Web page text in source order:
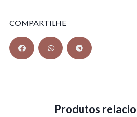
COMPARTILHE
Produtos